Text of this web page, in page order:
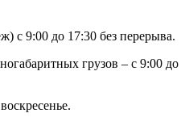
с 9:00 до 17:30 без перерыва.
грузов – с 9:00 до